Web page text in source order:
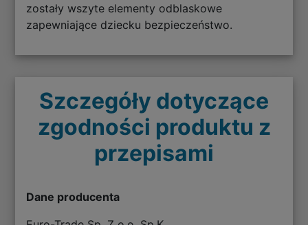
zostały wszyte elementy odblaskowe
zapewniające dziecku bezpieczeństwo.
Szczegóły dotyczące
zgodności produktu z
przepisami
Dane producenta